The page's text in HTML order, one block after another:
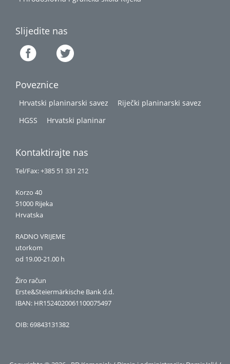
Slijedite nas
Poveznice
Hrvatski planinarski savez
Riječki planinarski savez
HGSS
Hrvatski planinar
Kontaktirajte nas
Tel/Fax: +385 51 331 212
Korzo 40
51000 Rijeka
Hrvatska
RADNO VRIJEME
utorkom
od 19.00-21.00 h
Žiro račun
Erste&Steiermärkische Bank d.d.
IBAN: HR1524020061100075497
OIB: 69843131382